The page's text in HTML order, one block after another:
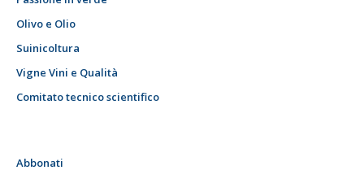
Olivo e Olio
Suinicoltura
Vigne Vini e Qualità
Comitato tecnico scientifico
Abbonati